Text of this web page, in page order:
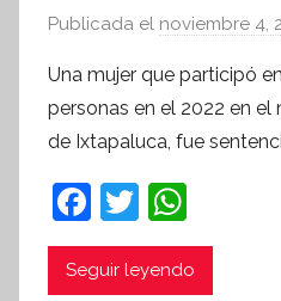
Publicada el noviembre 4,
Una mujer que participó
personas en el 2022 en el
de Ixtapaluca, fue
F
a
c
T
w
itt
h
at
Seguir leyendo